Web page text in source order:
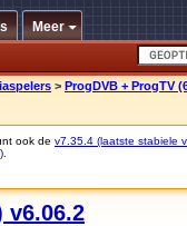
Meer
> ProgDVB + ProgTV
ook de v7.35.4 (laatste stabiele
v6.06.2